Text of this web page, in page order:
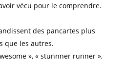
vécu pour le comprendre.
des pancartes plus
que les autres.
», « stunnner runner »,